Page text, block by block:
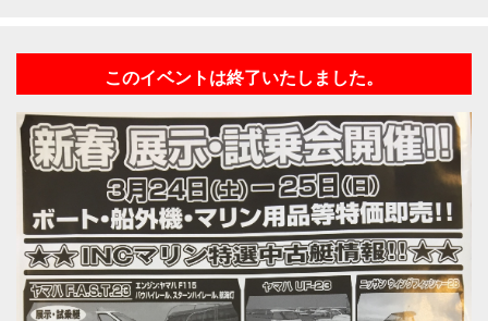
このイベントは終了いたしました。